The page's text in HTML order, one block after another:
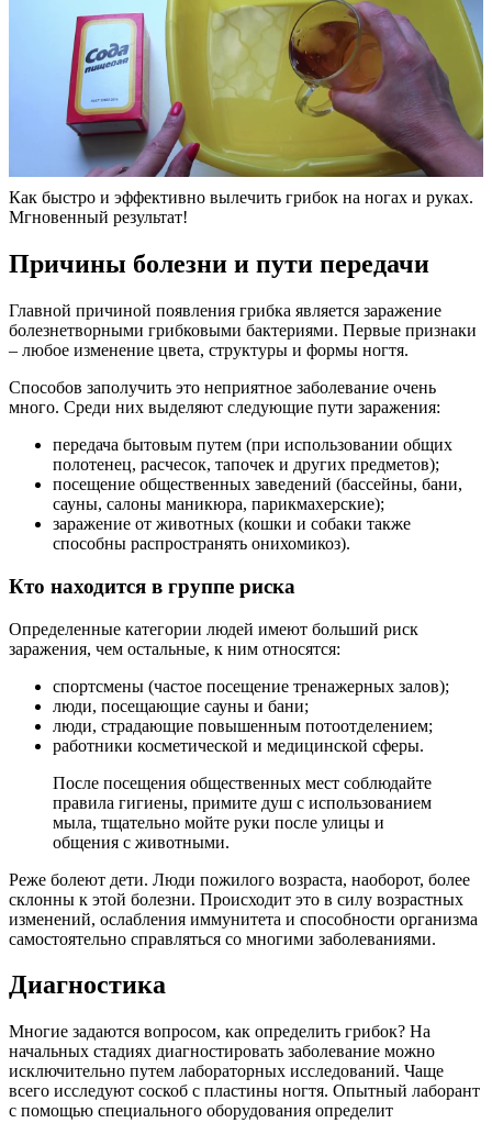
Как быстро и эффективно вылечить грибок на ногах и руках.
Мгновенный результат!
Причины болезни и пути передачи
Главной причиной появления грибка является заражение
болезнетворными грибковыми бактериями. Первые признаки
– любое изменение цвета, структуры и формы ногтя.
Способов заполучить это неприятное заболевание очень
много. Среди них выделяют следующие пути заражения:
передача бытовым путем (при использовании общих
полотенец, расчесок, тапочек и других предметов);
посещение общественных заведений (бассейны, бани,
сауны, салоны маникюра, парикмахерские);
заражение от животных (кошки и собаки также
способны распространять онихомикоз).
Кто находится в группе риска
Определенные категории людей имеют больший риск
заражения, чем остальные, к ним относятся:
спортсмены (частое посещение тренажерных залов);
люди, посещающие сауны и бани;
люди, страдающие повышенным потоотделением;
работники косметической и медицинской сферы.
После посещения общественных мест соблюдайте
правила гигиены, примите душ с использованием
мыла, тщательно мойте руки после улицы и
общения с животными.
Реже болеют дети. Люди пожилого возраста, наоборот, более
склонны к этой болезни. Происходит это в силу возрастных
изменений, ослабления иммунитета и способности организма
самостоятельно справляться со многими заболеваниями.
Диагностика
Многие задаются вопросом, как определить грибок? На
начальных стадиях диагностировать заболевание можно
исключительно путем лабораторных исследований. Чаще
всего исследуют соскоб с пластины ногтя. Опытный лаборант
с помощью специального оборудования определит